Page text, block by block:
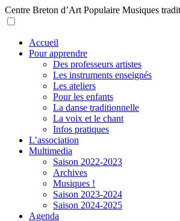
Centre Breton d’Art Populaire Musiques
Accueil
Pour apprendre
Des professeurs artistes
Les instruments enseignés
Les ateliers
Pour les enfants
La danse traditionnelle
La voix et le chant
Infos pratiques
L’association
Multimedia
Saison 2022-2023
Archives
Musiques !
Saison 2023-2024
Saison 2024-2025
Agenda